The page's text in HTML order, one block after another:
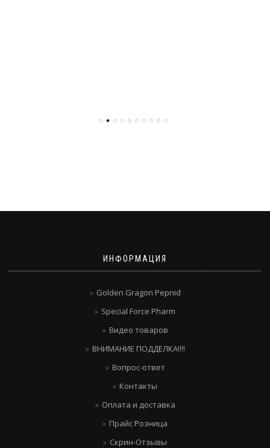
ИНФОРМАЦИЯ
Golden Gragon Pepnid
Special Force Pharm
Видео товаров
ВНИМАНИЕ ПОДДЕЛКА!!!!
Вопрос-ответ
Контакты
Оплата и доставка
Прайс Розница
Скрин-Отзывы